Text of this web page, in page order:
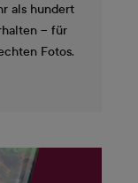
als hundert
– für
Fotos.